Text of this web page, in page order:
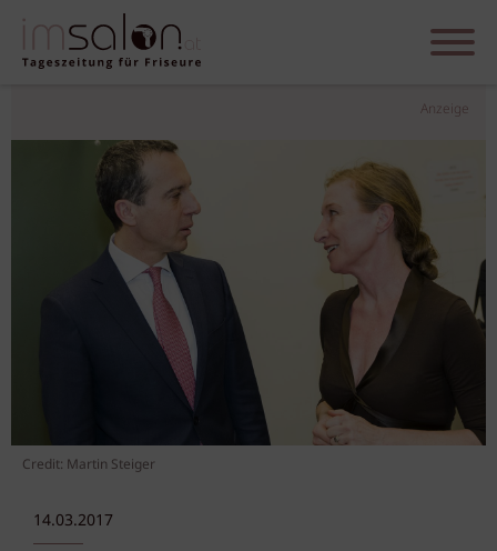
Anzeige
Credit: Martin Steiger
14.03.2017